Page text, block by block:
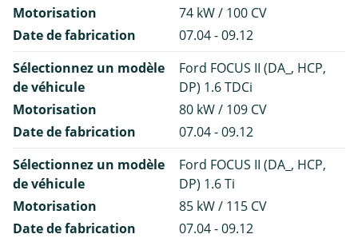
Motorisation
74 kW / 100 CV
Date de fabrication
07.04 - 09.12
Sélectionnez un modèle
de véhicule
Ford FOCUS II (DA_, HCP,
DP) 1.6 TDCi
Motorisation
80 kW / 109 CV
Date de fabrication
07.04 - 09.12
Sélectionnez un modèle
de véhicule
Ford FOCUS II (DA_, HCP,
DP) 1.6 Ti
Motorisation
85 kW / 115 CV
Date de fabrication
07.04 - 09.12